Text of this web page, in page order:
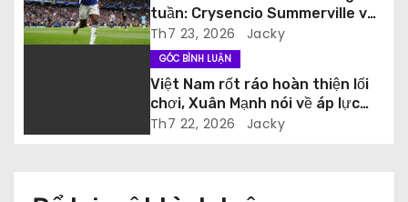
v
tuần: Crysencio Summerville và
cú ‘đổi đời’ ngoạn mục tại Saudi
Arabia
Th7 23, 2026 Jacky
GÓC BÌNH LUẬN
Việt Nam rốt ráo hoàn thiện lối
chơi, Xuân Mạnh nói về áp lực
bảo vệ ngai vàng
Th7 22, 2026 Jacky